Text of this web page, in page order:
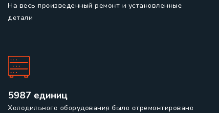
На весь произведенный ремонт и установленные
детали
5987 единиц
Холодильного оборудования было отремонтировано